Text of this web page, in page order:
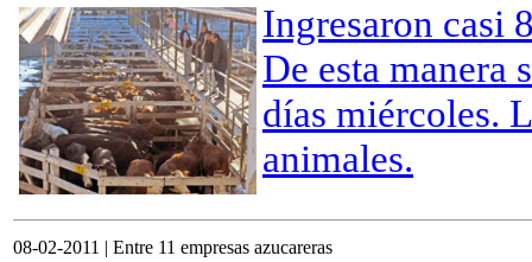
Ingresaron casi
De esta manera
días miércoles.
animales.
08-02-2011 | Entre 11 empresas azucareras